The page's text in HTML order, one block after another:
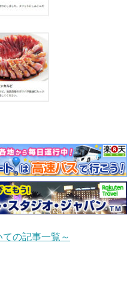
の記事一覧～